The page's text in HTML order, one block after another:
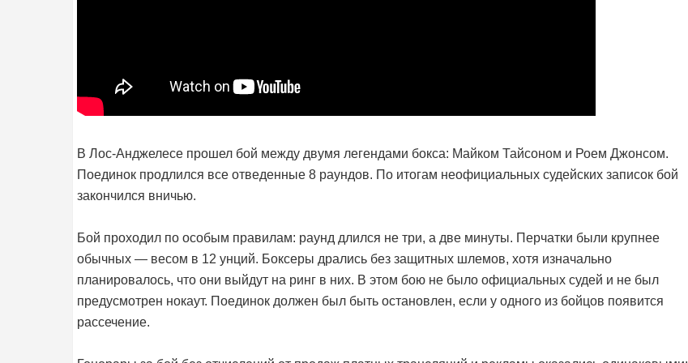
В Лос-Анджелесе прошел бой между двумя легендами бокса: Майком Тайсоном и Роем Джонсом.
Поединок продлился все отведенные 8 раундов. По итогам неофициальных судейских записок бой
закончился вничью.
Бой проходил по особым правилам: раунд длился не три, а две минуты. Перчатки были крупнее
обычных — весом в 12 унций. Боксеры дрались без защитных шлемов, хотя изначально
планировалось, что они выйдут на ринг в них. В этом бою не было официальных судей и не был
предусмотрен нокаут. Поединок должен был быть остановлен, если у одного из бойцов появится
рассечение.